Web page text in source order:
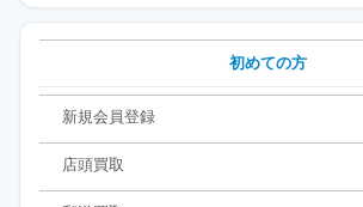
初めての方
新規会員登録
店頭買取